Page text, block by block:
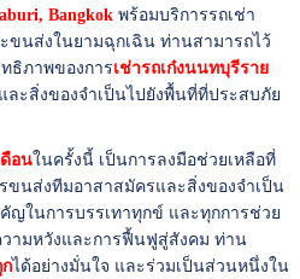
Bangkok พร้อมบริการรถเช่า
นส่งในยามฉุกเฉิน ท่านสามารถไว้
ธิภาพของการเช่ารถเก๋งนนทบุรีราย
ละสิ่งของจำเป็นไปยังพื้นที่ที่ประสบภัย
ดือนในครั้งนี้ เป็นการลงมือช่วยเหลือที่
ขนส่งทีมอาสาสมัครและสิ่งของจำเป็น
ในการบรรเทาทุกข์ และทุกการช่วย
วามหวังและการฟื้นฟูสู่สังคม ท่าน
ได้อย่างมั่นใจ และร่วมเป็นส่วนหนึ่งใน